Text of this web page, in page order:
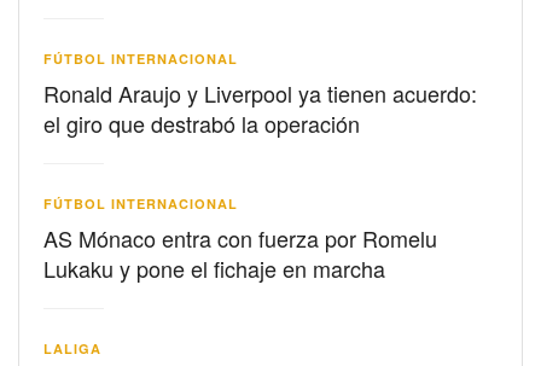
FÚTBOL INTERNACIONAL
Ronald Araujo y Liverpool ya tienen acuerdo:
el giro que destrabó la operación
FÚTBOL INTERNACIONAL
AS Mónaco entra con fuerza por Romelu
Lukaku y pone el fichaje en marcha
LALIGA